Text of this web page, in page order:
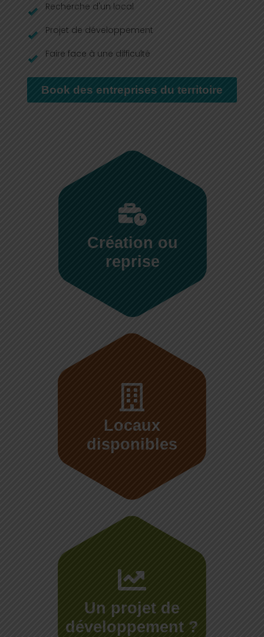
Recherche d'un local
Projet de développement
Faire face à une difficulté
Book des entreprises du territoire
Création ou
reprise
Locaux
disponibles
Un projet de
développement ?